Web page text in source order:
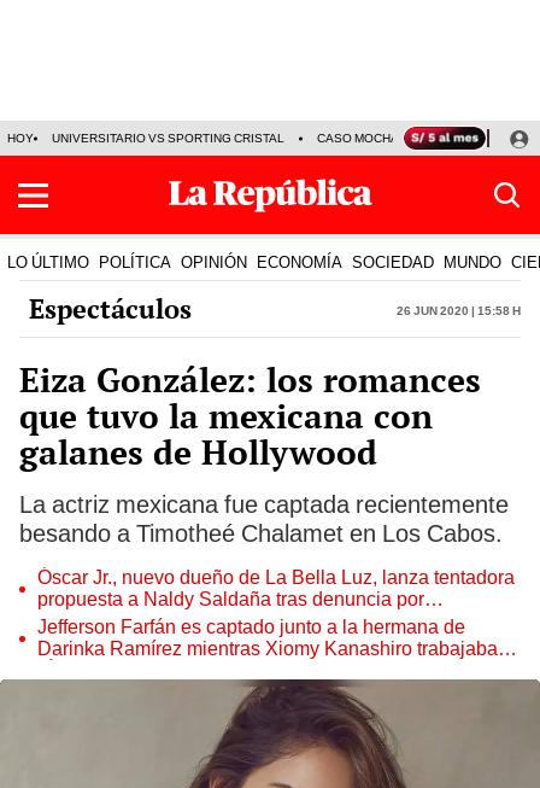
HOY UNIVERSITARIO VS SPORTING CRISTAL CASO MOCHASUELDOS
LO ÚLTIMO POLÍTICA OPINIÓN ECONOMÍA SOCIEDAD MUNDO
Espectáculos 26 Jun 2020 | 15:58 h
Eiza González: los romances
que tuvo la mexicana con
galanes de Hollywood
La actriz mexicana fue captada recientemente
besando a Timotheé Chalamet en Los Cabos.
Óscar Jr., nuevo dueño de La Bella Luz, lanza tentadora
propuesta a Naldy Saldaña tras denuncia por
tocamientos
Jefferson Farfán es captado junto a la hermana de
Darinka Ramírez mientras Xiomy Kanashiro trabajaba: